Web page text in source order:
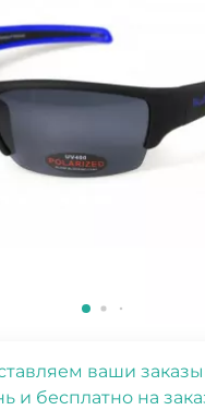
ваши
и бесплатно на